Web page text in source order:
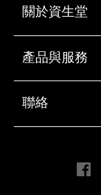
關於資生堂
產品與服務
聯絡